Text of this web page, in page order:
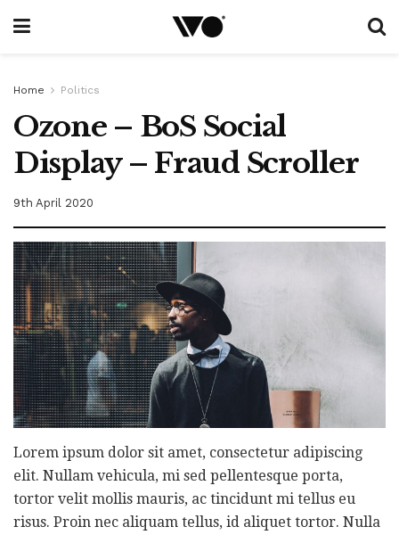
Home Politics
Ozone – BoS Social
Display – Fraud Scroller
9th April 2020
Lorem ipsum dolor sit amet, consectetur adipiscing
elit. Nullam vehicula, mi sed pellentesque porta,
tortor velit mollis mauris, ac tincidunt mi tellus eu
risus. Proin nec aliquam tellus, id aliquet tortor. Nulla